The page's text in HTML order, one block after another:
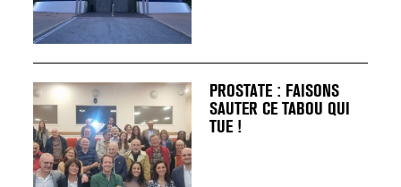
PROSTATE : FAISONS
SAUTER CE TABOU QUI
TUE !